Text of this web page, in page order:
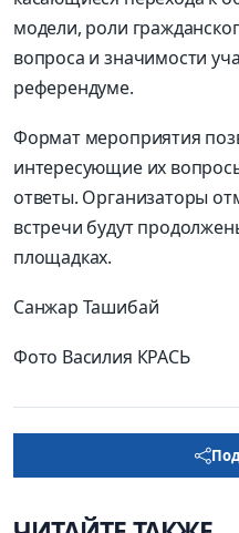
модели, роли
вопроса и значимости
референдуме.
Формат мероприятия
интересующие их
ответы. Организаторы
встречи будут
площадках.
Санжар Ташибай
Фото Василия КРАСЬ